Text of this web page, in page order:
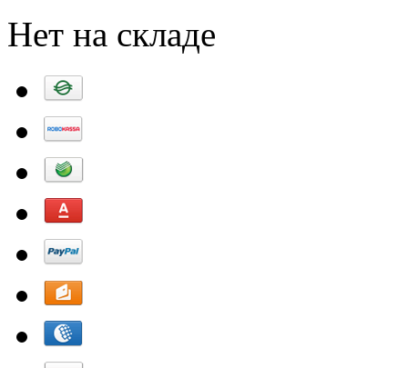
Нет на складе